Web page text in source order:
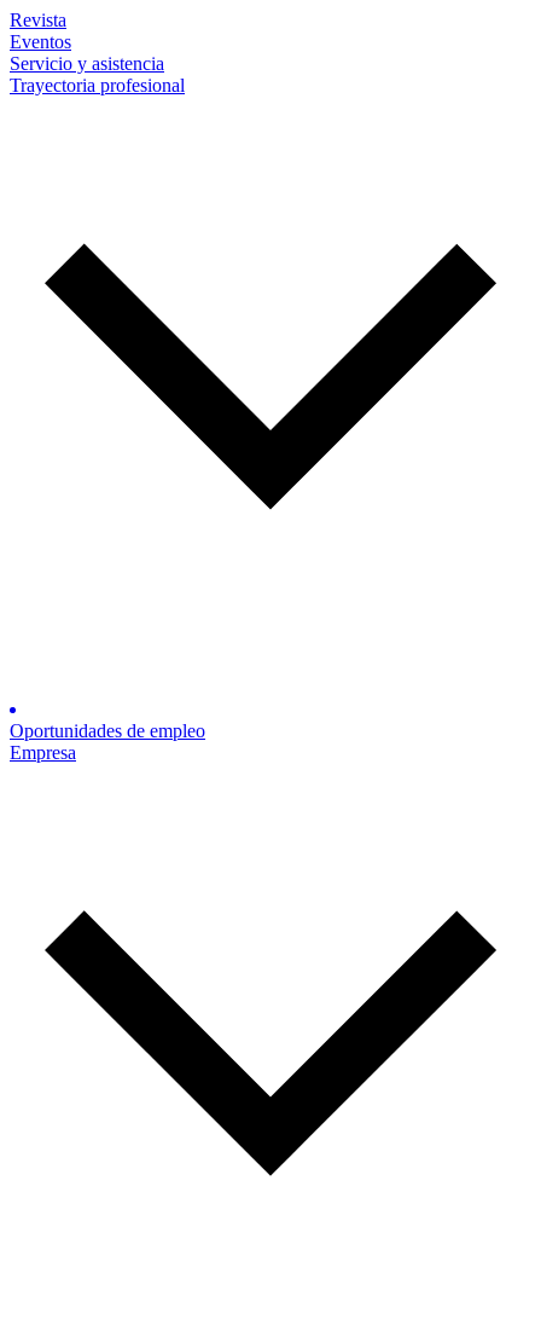
Revista
Eventos
Servicio y asistencia
Trayectoria profesional
Oportunidades de empleo
Empresa